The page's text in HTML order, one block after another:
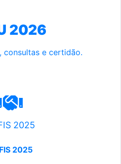
2026
consultas e certidão.
2025
2025